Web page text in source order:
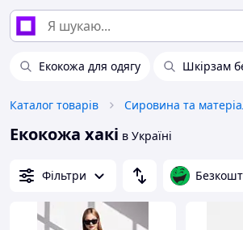
Екокожа для одягу Шкірзам
Каталог товарів Сировина та
Екокожа хакі в Україні
Фільтри